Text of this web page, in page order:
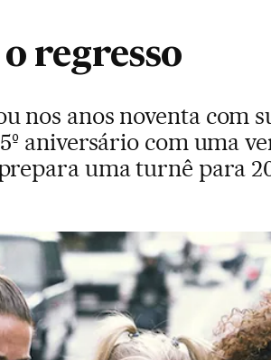
regresso
nos anos noventa com
aniversário com uma
uma turnê para